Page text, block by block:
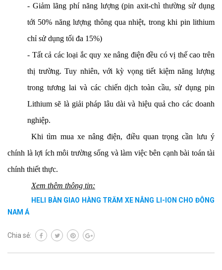
- Giảm lãng phí năng lượng (pin axit-chì thường sử dụng
tới 50% năng lượng thông qua nhiệt, trong khi pin lithium
chỉ sử dụng tối đa 15%)
- Tất cả các loại ắc quy xe nâng điện đều có vị thế cao trên
thị trường. Tuy nhiên, với kỳ vọng tiết kiệm năng lượng
trong tương lai và các chiến dịch toàn cầu, sử dụng pin
Lithium sẽ là giải pháp lâu dài và hiệu quả cho các doanh
nghiệp.
Khi tìm mua xe nâng điện, điều quan trọng cần lưu ý
chính là lợi ích môi trường sống và làm việc bên cạnh bài toán tài
chính thiết thực.
Xem thêm thông tin:
HELI BÀN GIAO HÀNG TRĂM XE NÂNG LI-ION CHO ĐÔNG
NAM Á
Chia sẻ: